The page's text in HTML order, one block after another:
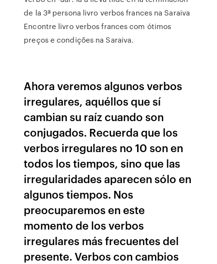
de la 3ª persona livro verbos frances na Saraiva
Encontre livro verbos frances com ótimos
preços e condições na Saraiva.
Ahora veremos algunos verbos
irregulares, aquéllos que sí
cambian su raíz cuando son
conjugados. Recuerda que los
verbos irregulares no 10 son en
todos los tiempos, sino que las
irregularidades aparecen sólo en
algunos tiempos. Nos
preocuparemos en este
momento de los verbos
irregulares más frecuentes del
presente. Verbos con cambios